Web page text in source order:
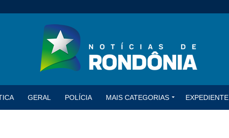
GERAL POLÍCIA MAIS CATEGORIAS EXPEDIENTE